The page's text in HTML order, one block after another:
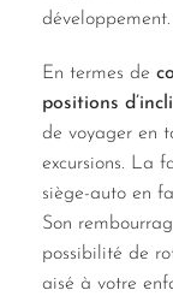
développement.
En termes de
positions
de voyager en
excursions. La
siège-auto en
Son
possibilité de
aisé à votre